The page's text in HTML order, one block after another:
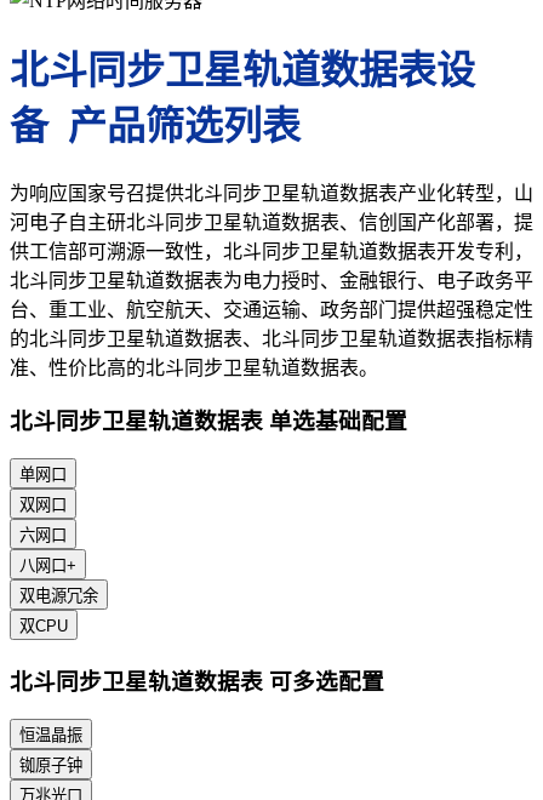
北斗同步卫星轨道数据表设
备 产品筛选列表
为响应国家号召提供北斗同步卫星轨道数据表产业化转型，山
河电子自主研北斗同步卫星轨道数据表、信创国产化部署，提
供工信部可溯源一致性，北斗同步卫星轨道数据表开发专利，
北斗同步卫星轨道数据表为电力授时、金融银行、电子政务平
台、重工业、航空航天、交通运输、政务部门提供超强稳定性
的北斗同步卫星轨道数据表、北斗同步卫星轨道数据表指标精
准、性价比高的北斗同步卫星轨道数据表。
北斗同步卫星轨道数据表 单选基础配置
单网口
双网口
六网口
八网口+
双电源冗余
双CPU
北斗同步卫星轨道数据表 可多选配置
恒温晶振
铷原子钟
万兆光口